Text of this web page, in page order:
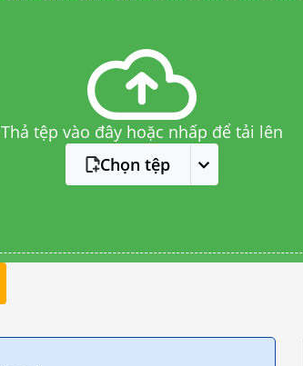
Thả tệp vào đây hoặc nhấp để tải lên
Chọn tệp